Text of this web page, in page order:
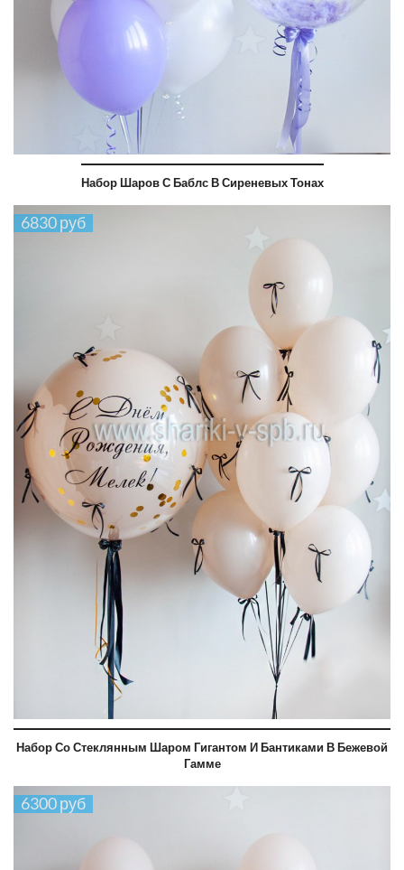
Набор Шаров С Баблс В Сиреневых Тонах
6830 руб
Набор Со Стеклянным Шаром Гигантом И Бантиками В Бежевой
Гамме
6300 руб